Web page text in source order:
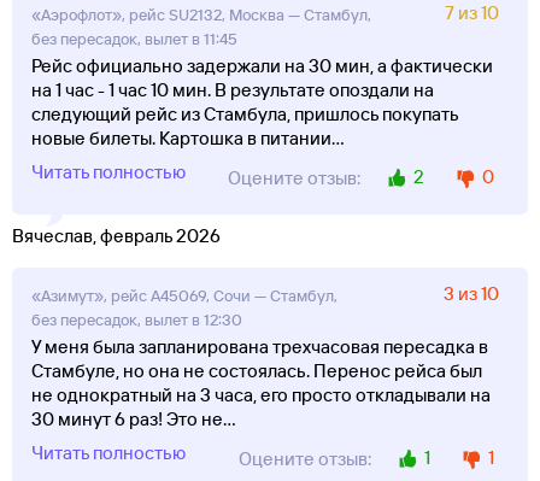
«Аэрофлот», рейс SU2132, Москва — Стамбул,
без пересадок, вылет в 11:45
7 из 10
Рейс официально задержали на 30 мин, а фактически
на 1 час - 1 час 10 мин. В результате опоздали на
следующий рейс из Стамбула, пришлось покупать
новые билеты. Картошка в питании...
Читать полностью
Оцените отзыв: 2 0
Вячеслав, февраль 2026
«Азимут», рейс A45069, Сочи — Стамбул,
без пересадок, вылет в 12:30
3 из 10
У меня была запланирована трехчасовая пересадка в
Стамбуле, но она не состоялась. Перенос рейса был
не однократный на 3 часа, его просто откладывали на
30 минут 6 раз! Это не...
Читать полностью
Оцените отзыв: 1 1